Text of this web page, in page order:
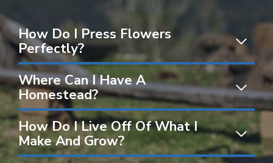
How Do I Press Flowers
Perfectly?
Where Can I Have A
Homestead?
How Do I Live Off Of What I
Make And Grow?